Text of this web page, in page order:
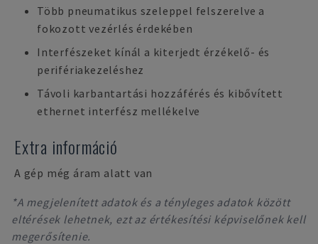
Több pneumatikus szeleppel felszerelve a
fokozott vezérlés érdekében
Interfészeket kínál a kiterjedt érzékelő- és
perifériakezeléshez
Távoli karbantartási hozzáférés és kibővített
ethernet interfész mellékelve
Extra információ
A gép még áram alatt van
*A megjelenített adatok és a tényleges adatok között
eltérések lehetnek, ezt az értékesítési képviselőnek kell
megerősítenie.